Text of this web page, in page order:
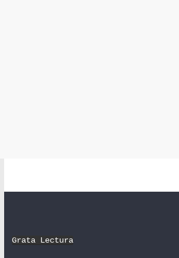
Grata Lectura